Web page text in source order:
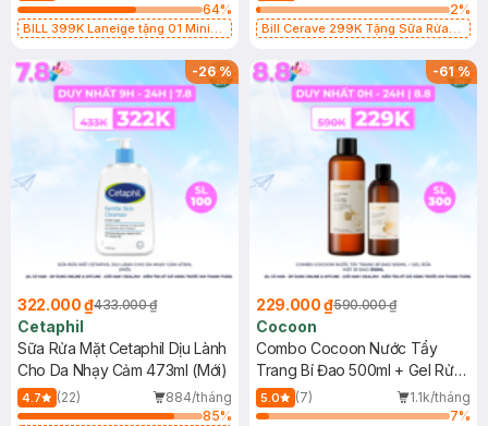
64%
BILL 399K Laneige tặng 01 Mini
Nước 15ml (SL có hạn)
2%
Bill Cerave 299K Tặng Sữa Rửa
-26%
322.000 ₫433.000 ₫
Cetaphil
Sữa Rửa Mặt Cetaphil Dịu Lành
Cho Da Nhạy Cảm 473ml (Mới)
4.7 (22)
884/tháng
85%
-61%
229.000 ₫590.000 ₫
Cocoon
Combo Cocoon Nước Tẩy
Trang Bí Đao 500ml + Gel Rửa
Mặt Bí Đao 310ml
5.0 (7)
1.1k/tháng
7%